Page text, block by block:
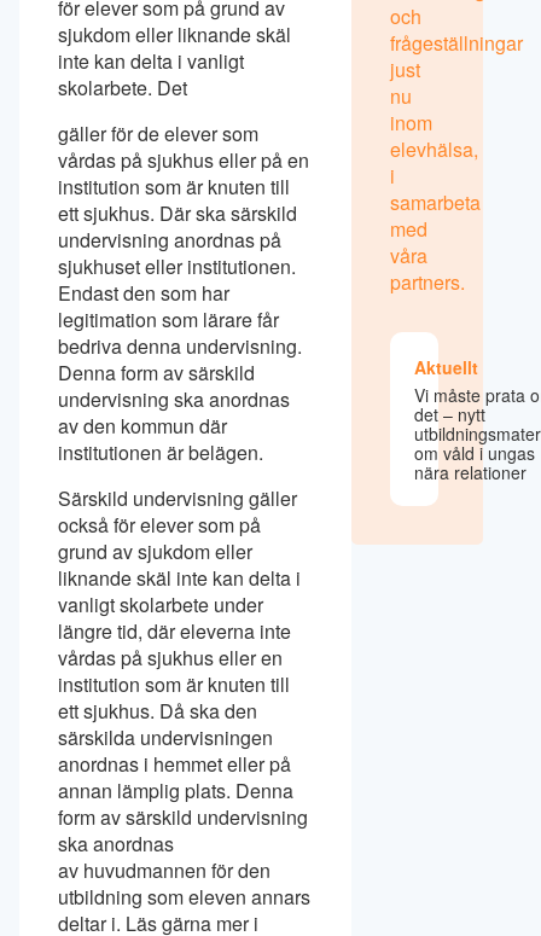
för elever som på grund av
sjukdom eller liknande skäl
inte kan delta i vanligt
skolarbete. Det
gäller för de elever som
vårdas på sjukhus eller på en
institution som är knuten till
ett sjukhus. Där ska särskild
undervisning anordnas på
sjukhuset eller institutionen.
Endast den som har
legitimation som lärare får
bedriva denna undervisning.
Denna form av särskild
undervisning ska anordnas
av den kommun där
institutionen är belägen.
Särskild undervisning gäller
också för elever som på
grund av sjukdom eller
liknande skäl inte kan delta i
vanligt skolarbete under
längre tid, där eleverna inte
vårdas på sjukhus eller en
institution som är knuten till
ett sjukhus. Då ska den
särskilda undervisningen
anordnas i hemmet eller på
annan lämplig plats. Denna
form av särskild undervisning
ska anordnas
av huvudmannen för den
utbildning som eleven annars
deltar i. Läs gärna mer i
och
frågeställningar
just
nu
inom
elevhälsa,
i
samarbeta
med
våra
partners.
Aktuellt
Vi måste prata
det – nytt
om våld i ungas
nära relationer